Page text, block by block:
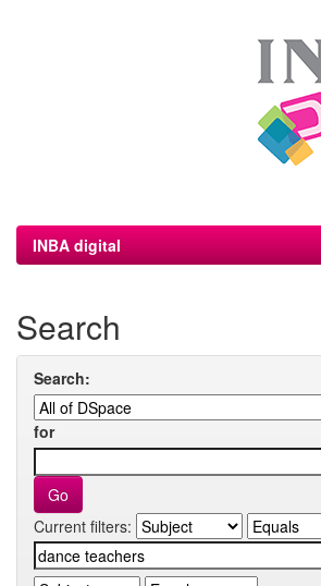
INBA digital
Search
Search:
for
Current filters: